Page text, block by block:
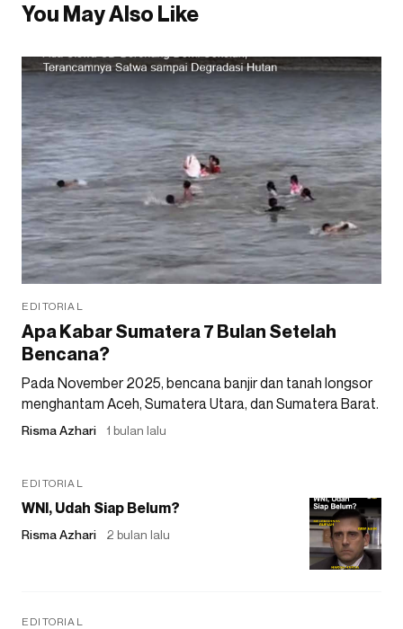
You May Also Like
EDITORIAL
Apa Kabar Sumatera 7 Bulan Setelah
Bencana?
Pada November 2025, bencana banjir dan tanah longsor
menghantam Aceh, Sumatera Utara, dan Sumatera Barat.
Risma Azhari 1 bulan lalu
EDITORIAL
WNI, Udah Siap Belum?
Risma Azhari 2 bulan lalu
EDITORIAL